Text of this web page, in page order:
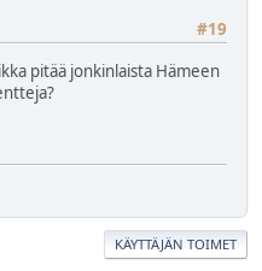
#19
pitää jonkinlaista Hämeen
KÄYTTÄJÄN TOIMET